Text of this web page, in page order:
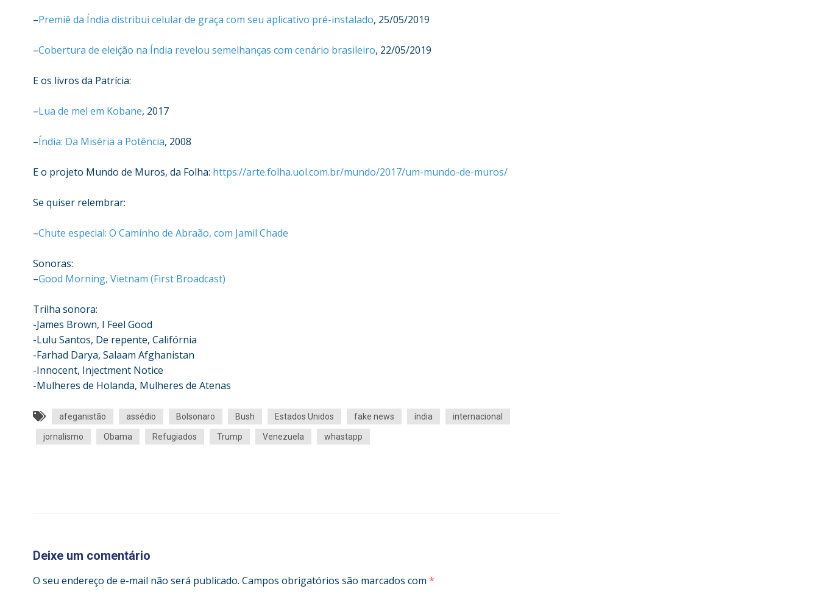
–Premiê da Índia distribui celular de graça com seu aplicativo pré-instalado, 25/05/2019
–Cobertura de eleição na Índia revelou semelhanças com cenário brasileiro, 22/05/2019
E os livros da Patrícia:
–Lua de mel em Kobane, 2017
–Índia: Da Miséria a Potência, 2008
E o projeto Mundo de Muros, da Folha: https://arte.folha.uol.com.br/mundo/2017/um-mundo-de-muros/
Se quiser relembrar:
–Chute especial: O Caminho de Abraão, com Jamil Chade
Sonoras:
–Good Morning, Vietnam (First Broadcast)
Trilha sonora:
-James Brown, I Feel Good
-Lulu Santos, De repente, Califórnia
-Farhad Darya, Salaam Afghanistan
-Innocent, Injectment Notice
-Mulheres de Holanda, Mulheres de Atenas
afeganistão assédio Bolsonaro Bush Estados Unidos fake news índia internacional
jornalismo Obama Refugiados Trump Venezuela whastapp
Deixe um comentário
O seu endereço de e-mail não será publicado. Campos obrigatórios são marcados com *